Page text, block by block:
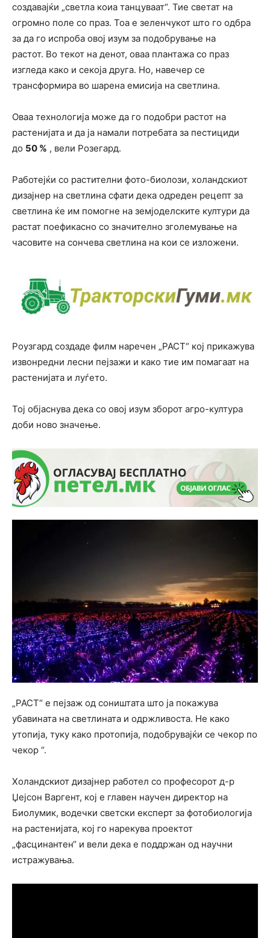
создавајќи „светла коиа танцуваат“. Тие светат на
огромно поле со праз. Тоа е зеленчукот што го одбра
за да го испроба овој изум за подобрување на
растот. Во текот на денот, оваа плантажа со праз
изгледа како и секоја друга. Но, навечер се
трансформира во шарена емисија на светлина.
Оваа технологија може да го подобри растот на
растенијата и да ја намали потребата за пестициди
до 50 % , вели Розегард.
Работејќи со растителни фото-биолози, холандскиот
дизајнер на светлина сфати дека одреден рецепт за
светлина ќе им помогне на земјоделските култури да
растат поефикасно со значително зголемување на
часовите на сончева светлина на кои се изложени.
Роузгард создаде филм наречен „РАСТ“ кој прикажува
извонредни лесни пејзажи и како тие им помагаат на
растенијата и луѓето.
Тој објаснува дека со овој изум зборот агро-култура
доби ново значење.
„РАСТ“ е пејзаж од соништата што ја покажува
убавината на светлината и одржливоста. Не како
утопија, туку како протопија, подобрувајќи се чекор по
чекор “.
Холандскиот дизајнер работел со професорот д-р
Џејсон Варгент, кој е главен научен директор на
Биолумик, водечки светски експерт за фотобиологија
на растенијата, кој го нарекува проектот
„фасцинантен“ и вели дека е поддржан од научни
истражувања.